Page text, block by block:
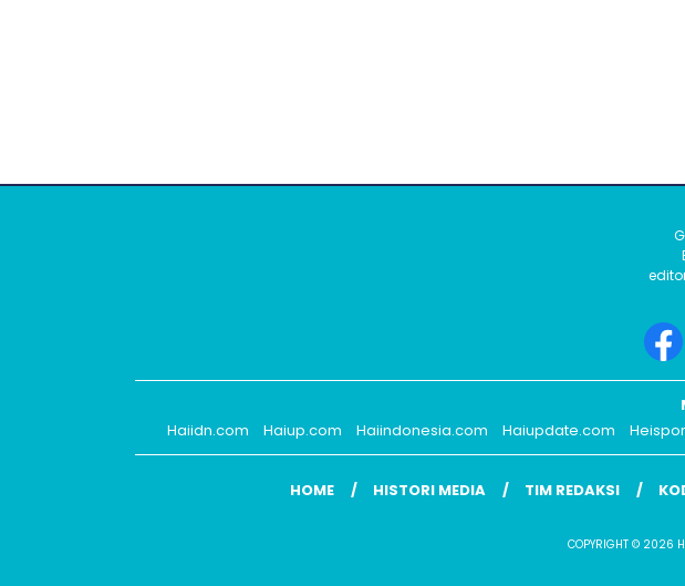
Haiidn.com
Haiup.com Haiindonesia.com Haiupdate.com
HOME HISTORI MEDIA TIM REDAKSI
COPYRIGHT © 2026